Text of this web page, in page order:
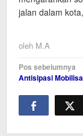
jalan dalam
oleh M.A
Navigasi
pos
Pos sebelumnya
Antisipasi